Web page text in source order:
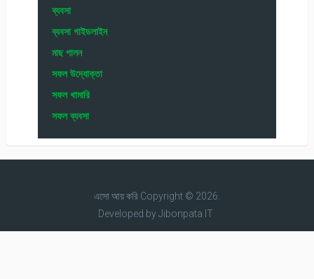
ব্যবসা
ব্যবসা গাইডলাইন
মাছ পালন
সফল উদ্যোক্তা
সফল খামারি
সফল ব্যবসা
এসো আয় করিCopyright © 2026.
Developed byJibonpata IT